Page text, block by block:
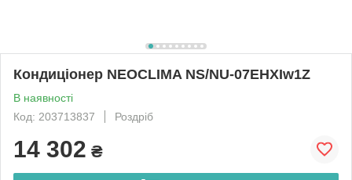
Кондиціонер NEOCLIMA NS/NU-07EHXIw1Z
В наявності
Код: 203713837
Роздріб
14 302 ₴